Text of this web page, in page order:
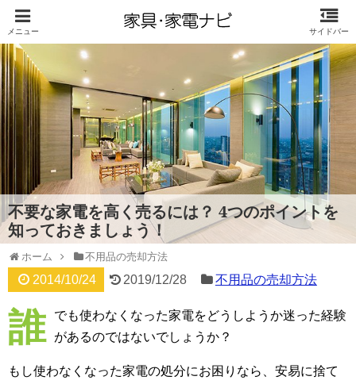
不要な家電を高く売るには？ 4つのポイントを
知っておきましょう！
ホーム 不用品の売却方法
2014/10/24 2019/12/28 不用品の売却方法
誰
でも使わなくなった家電をどうしようか迷った経験
があるのではないでしょうか？
もし使わなくなった家電の処分にお困りなら、安易に捨て